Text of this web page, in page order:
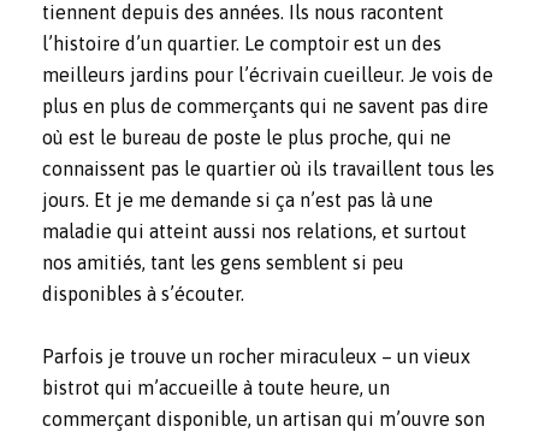
tiennent depuis des années. Ils nous racontent
l’histoire d’un quartier. Le comptoir est un des
meilleurs jardins pour l’écrivain cueilleur. Je vois de
plus en plus de commerçants qui ne savent pas dire
où est le bureau de poste le plus proche, qui ne
connaissent pas le quartier où ils travaillent tous les
jours. Et je me demande si ça n’est pas là une
maladie qui atteint aussi nos relations, et surtout
nos amitiés, tant les gens semblent si peu
disponibles à s’écouter.
Parfois je trouve un rocher miraculeux – un vieux
bistrot qui m’accueille à toute heure, un
commerçant disponible, un artisan qui m’ouvre son